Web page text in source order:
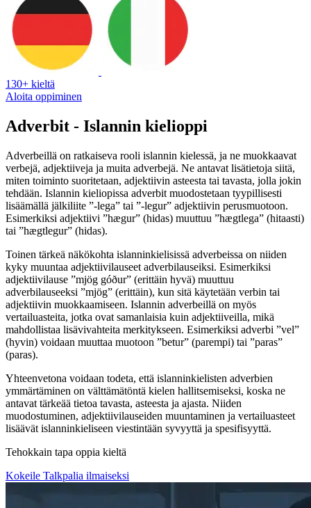
130+ kieltä
Aloita oppiminen
Adverbit - Islannin kielioppi
Adverbeillä on ratkaiseva rooli islannin kielessä, ja ne muokkaavat
verbejä, adjektiiveja ja muita adverbejä. Ne antavat lisätietoja siitä,
miten toiminto suoritetaan, adjektiivin asteesta tai tavasta, jolla jokin
tehdään. Islannin kieliopissa adverbit muodostetaan tyypillisesti
lisäämällä jälkiliite ”-lega” tai ”-legur” adjektiivin perusmuotoon.
Esimerkiksi adjektiivi ”hægur” (hidas) muuttuu ”hægtlega” (hitaasti)
tai ”hægtlegur” (hidas).
Toinen tärkeä näkökohta islanninkielisissä adverbeissa on niiden
kyky muuntaa adjektiivilauseet adverbilauseiksi. Esimerkiksi
adjektiivilause ”mjög góður” (erittäin hyvä) muuttuu
adverbilauseeksi ”mjög” (erittäin), kun sitä käytetään verbin tai
adjektiivin muokkaamiseen. Islannin adverbeillä on myös
vertailuasteita, jotka ovat samanlaisia kuin adjektiiveilla, mikä
mahdollistaa lisävivahteita merkitykseen. Esimerkiksi adverbi ”vel”
(hyvin) voidaan muuttaa muotoon ”betur” (parempi) tai ”paras”
(paras).
Yhteenvetona voidaan todeta, että islanninkielisten adverbien
ymmärtäminen on välttämätöntä kielen hallitsemiseksi, koska ne
antavat tärkeää tietoa tavasta, asteesta ja ajasta. Niiden
muodostuminen, adjektiivilauseiden muuntaminen ja vertailuasteet
lisäävät islanninkieliseen viestintään syvyyttä ja spesifisyyttä.
Tehokkain tapa oppia kieltä
Kokeile Talkpalia ilmaiseksi